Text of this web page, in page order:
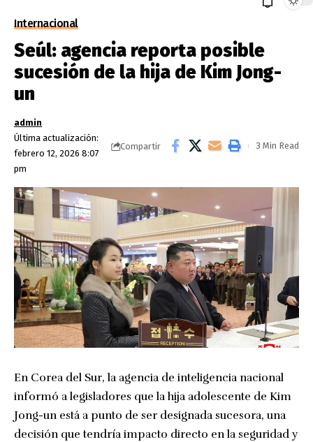
Internacional
Seúl: agencia reporta posible
sucesión de la hija de Kim Jong-
un
Última actualización:
febrero 12, 2026 8:07
pm
admin
Compartir 3 Min Read
En Corea del Sur, la agencia de inteligencia nacional
informó a legisladores que la hija adolescente de Kim
Jong-un está a punto de ser designada sucesora, una
decisión que tendría impacto directo en la seguridad y